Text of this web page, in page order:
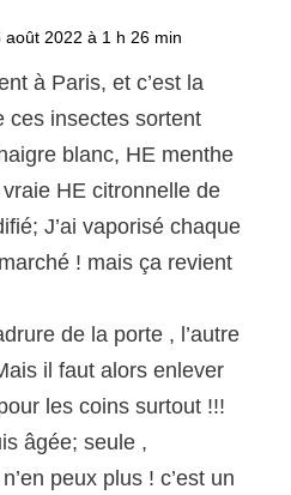
août 2022 à 1 h 26 min
à Paris, et c’est la
ces insectes sortent
blanc, HE menthe
HE citronnelle de
J’ai vaporisé chaque
! mais ça revient
de la porte , l’autre
il faut alors enlever
les coins surtout !!!
âgée; seule ,
peux plus ! c’est un